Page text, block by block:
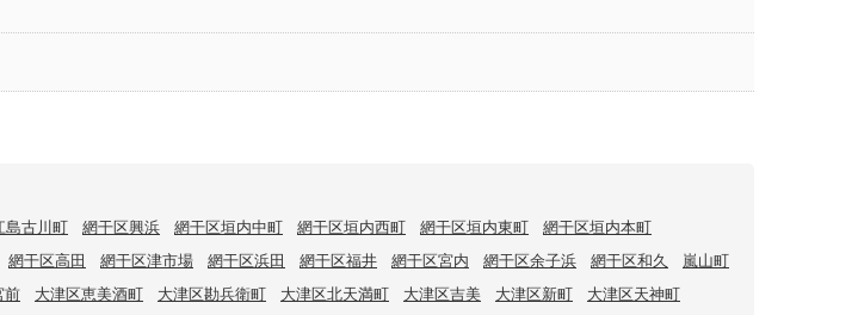
島古川町 網干区興浜 網干区垣内中町 網干区垣内西町 網干区垣内東町
網干区垣内本町
網干区高田 網干区津市場 網干区浜田 網干区福井 網干区宮内 網干区余子浜 網干区和久
嵐山町
前 大津区恵美酒町 大津区勘兵衛町 大津区北天満町 大津区吉美 大津区新町
大津区天神町